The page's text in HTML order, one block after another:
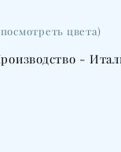
цвета)
-